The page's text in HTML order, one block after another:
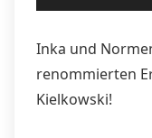
Player
Inka und
renommierten
Kielkowski!